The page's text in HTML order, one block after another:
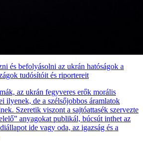
és befolyásolni az ukrán hatóságok a
tudósítóit és riportereit
az ukrán fegyveres erők morális
ilyenek, de a szélsőjobbos áramlatok
Szeretik viszont a sajtóattasék szervezte
anyagokat publikál, búcsút inthet az
ide vagy oda, az igazság és a